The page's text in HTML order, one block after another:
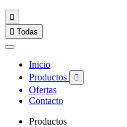

 Todas
Inicio
Productos

Ofertas
Contacto
Productos